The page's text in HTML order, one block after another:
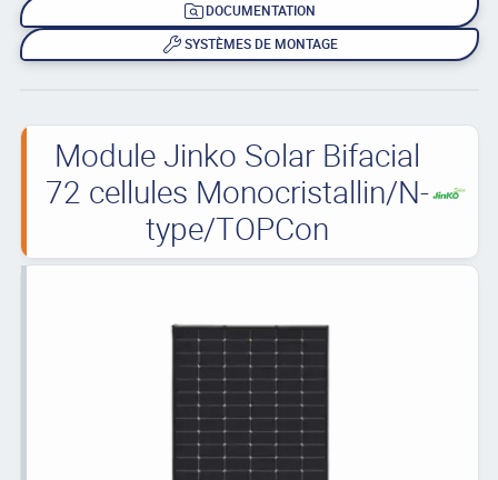
DOCUMENTATION
SYSTÈMES DE MONTAGE
Module Jinko Solar Bifacial
72 cellules Monocristallin/N-
type/TOPCon